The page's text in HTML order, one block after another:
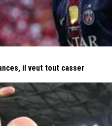
il veut tout casser